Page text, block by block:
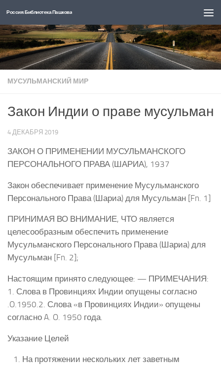
Перейти к содержимому
Россия: Библиотека Пашкова
МУСУЛЬМАНСКИЙ МИР
Закон Индии о праве мусульман
4 ДЕКАБРЯ 2019
ЗАКОН О ПРИМЕНЕНИИ МУСУЛЬМАНСКОГО
ПЕРСОНАЛЬНОГО ПРАВА (ШАРИА), 1937
Закон обеспечивает применение Мусульманского
Персонального Права (Шариа) для Мусульман [Fn. 1]
ПРИНИМАЯ ВО ВНИМАНИЕ, ЧТО является
целесообразным обеспечить применение
Мусульманского Персонального Права (Шариа) для
Мусульман [Fn. 2];
Настоящим принято следующее: — ПРИМЕЧАНИЯ:
1. Слова в Провинциях Индии опущены согласно
.O.1950.2. Слова «в Провинциях Индии» опущены
согласно A. O. 1950 года.
Указание Целей
На протяжении нескольких лет заветным